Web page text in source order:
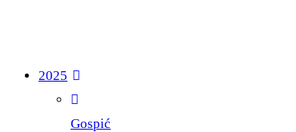
2025
Gospić